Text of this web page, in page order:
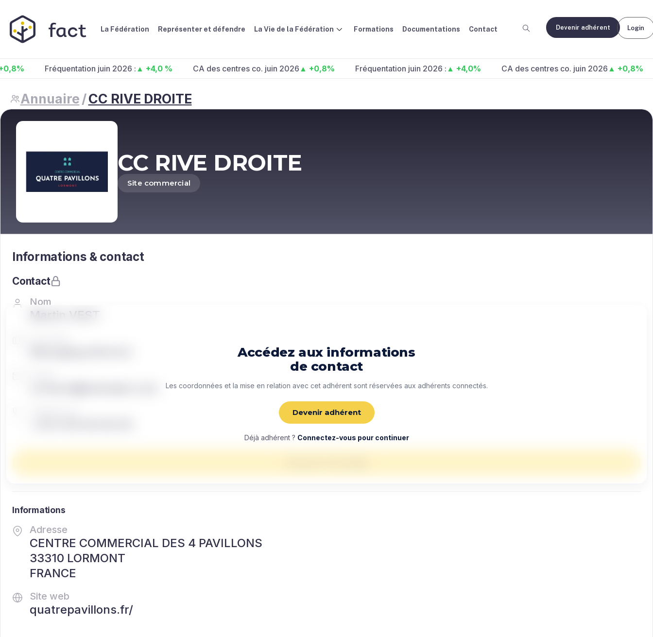
La Fédération Représenter et défendre La Vie de la Fédération Formations Documentations Contact Devenir adhérent Login
Fréquentation juin 2026 :▲ +4,0 % CA des centres co. juin 2026▲ +0,8% Fréquentation juin 2026 :▲ +4,0% CA des centres co. juin 2026▲ +0,8%
Annuaire/CC RIVE DROITE
CC RIVE DROITE
Site commercial
Informations & contact
Contact
Nom
Accédez aux informations
de contact
Les coordonnées et la mise en relation avec cet adhérent sont réservées aux adhérents connectés.
Devenir adhérent
Déjà adhérent ? Connectez-vous pour continuer
Informations
Adresse
CENTRE COMMERCIAL DES 4 PAVILLONS
33310 LORMONT
FRANCE
Site web
quatrepavillons.fr/